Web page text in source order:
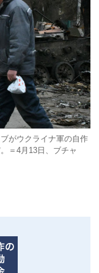
がウクライナ軍の自作
＝4月13日、ブチャ